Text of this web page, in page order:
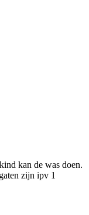
kan de was doen.
zijn ipv 1